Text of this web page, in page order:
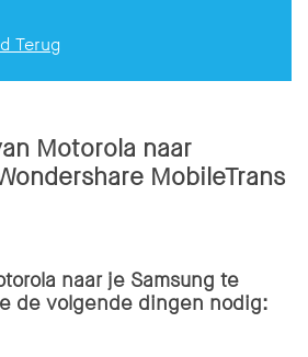
Terug
Motorola naar
MobileTrans
naar je Samsung te
de volgende dingen nodig: